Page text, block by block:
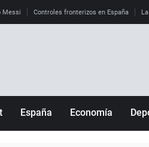
Messi Controles fronterizos en España
España Economía